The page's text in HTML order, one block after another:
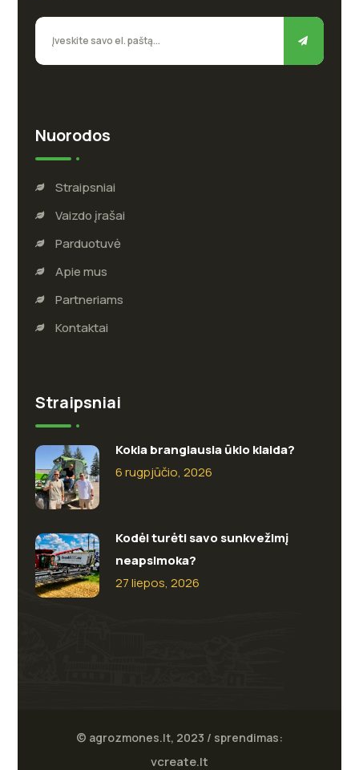
Nuorodos
Straipsniai
Vaizdo įrašai
Parduotuvė
Apie mus
Partneriams
Kontaktai
Straipsniai
Kokia brangiausia ūkio klaida?
6 rugpjūčio, 2026
Kodėl turėti savo sunkvežimį
neapsimoka?
27 liepos, 2026
© agrozmones.lt, 2023 / sprendimas:
vcreate.lt